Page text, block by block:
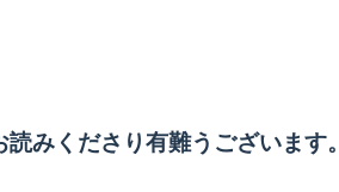
読みくださり有難うございます。